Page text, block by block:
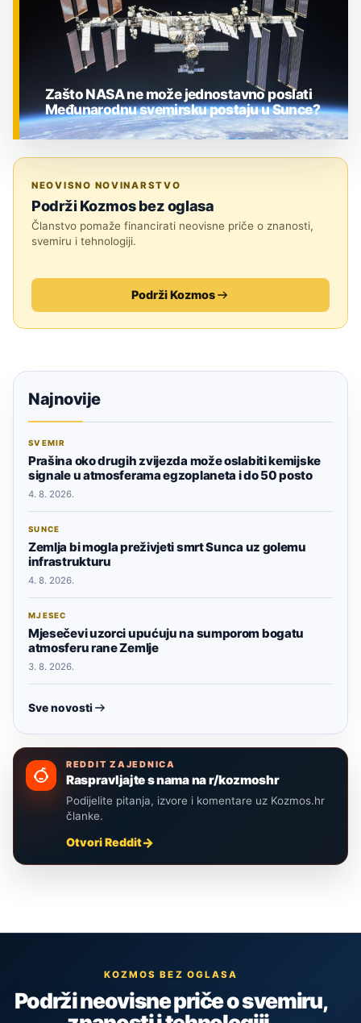
Zašto NASA ne može jednostavno poslati
Međunarodnu svemirsku postaju u Sunce?
NEOVISNO NOVINARSTVO
Podrži Kozmos bez oglasa
Članstvo pomaže financirati neovisne priče o znanosti,
svemiru i tehnologiji.
Podrži Kozmos
Najnovije
SVEMIR
Prašina oko drugih zvijezda može oslabiti kemijske
signale u atmosferama egzoplaneta i do 50 posto
4. 8. 2026.
SUNCE
Zemlja bi mogla preživjeti smrt Sunca uz golemu
infrastrukturu
4. 8. 2026.
MJESEC
Mjesečevi uzorci upućuju na sumporom bogatu
atmosferu rane Zemlje
3. 8. 2026.
Sve novosti
REDDIT ZAJEDNICA
Raspravljajte s nama na r/kozmoshr
Podijelite pitanja, izvore i komentare uz Kozmos.hr
članke.
Otvori Reddit
KOZMOS BEZ OGLASA
Podrži neovisne priče o svemiru,